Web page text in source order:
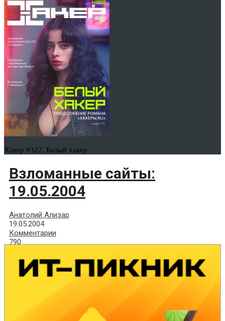
Хакер #322. Белый хакер
Взломанные сайты:
19.05.2004
Анатолий Ализар
19.05.2004
Комментарии
790